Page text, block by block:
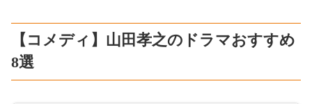
【コメディ】山田孝之のドラマおすすめ
8選